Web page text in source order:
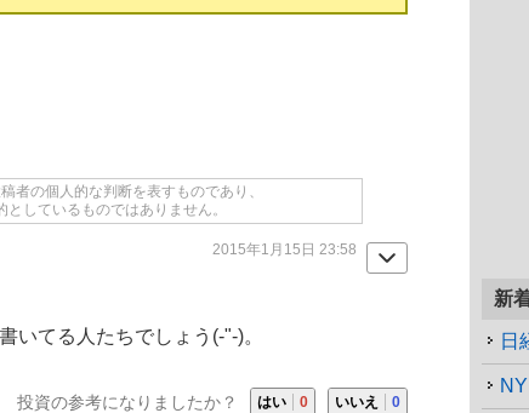
者の個人的な判断を表すものであり、
しているものではありません。
2015年1月15日 23:58
いてる人たちでしょう(-"-)。
投資の参考になりましたか？ はい 0 いいえ 0
新
日